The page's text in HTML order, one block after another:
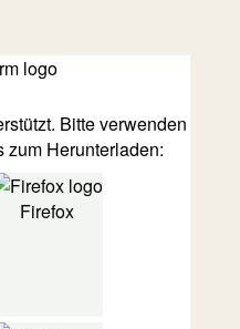
Bitte verwenden
Herunterladen:
Firefox